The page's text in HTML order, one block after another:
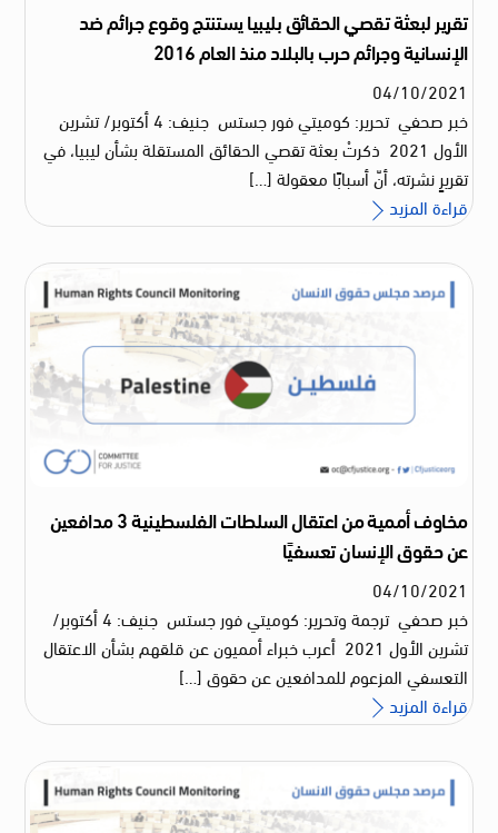
تقرير لبعثة تقصي الحقائق بليبيا يستنتج وقوع جرائم ضد
الإنسانية وجرائم حرب بالبلاد منذ العام 2016
04/10/2021
خبر صحفي تحرير: كوميتي فور جستس جنيف: 4 أكتوبر/ تشرين
الأول 2021 ذكرتْ بعثة تقصي الحقائق المستقلة بشأن ليبيا، في
تقريرٍ نشرته، أنّ أسبابًا معقولة […]
قراءة المزيد
مخاوف أممية من اعتقال السلطات الفلسطينية 3 مدافعين
عن حقوق الإنسان تعسفيًا
04/10/2021
خبر صحفي ترجمة وتحرير: كوميتي فور جستس جنيف: 4 أكتوبر/
تشرين الأول 2021 أعرب خبراء أمميون عن قلقهم بشأن الاعتقال
التعسفي المزعوم للمدافعين عن حقوق […]
قراءة المزيد